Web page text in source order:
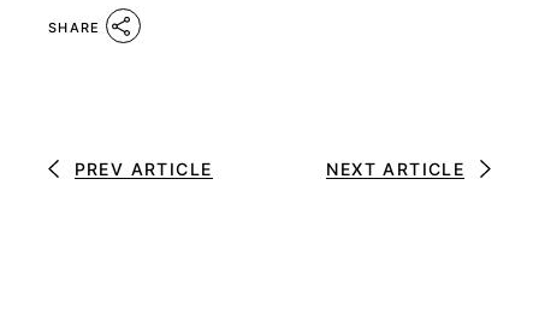
SHARE
PREV ARTICLE NEXT ARTICLE